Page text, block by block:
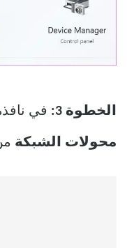
الخطوة 3: في
محولات الشبكة